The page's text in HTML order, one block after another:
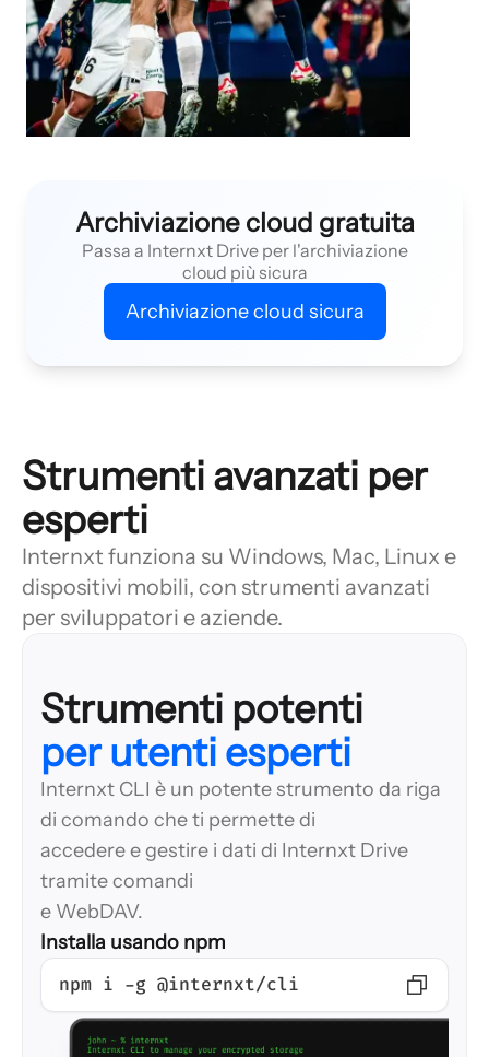
Archiviazione cloud gratuita
Passa a Internxt Drive per l'archiviazione
cloud più sicura
Archiviazione cloud sicura
Strumenti avanzati per
esperti
Internxt funziona su Windows, Mac, Linux e
dispositivi mobili, con strumenti avanzati
per sviluppatori e aziende.
per utenti esperti
Internxt CLI è un potente strumento da riga
di comando che ti permette di
accedere e gestire i dati di Internxt Drive
tramite comandi
e WebDAV.
Installa usando npm
npm i -g @internxt/cli